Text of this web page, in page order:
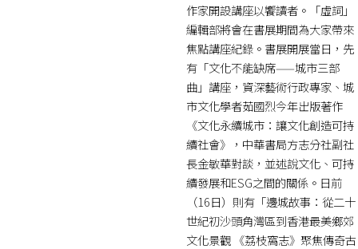
作家開設講座以饗讀者。「虛詞」
編輯部將會在書展期間為大家帶來
焦點講座紀錄。書展開展當日，先
有「文化不能缺席——城市三部
曲」講座，資深藝術行政專家、城
市文化學者茹國烈今年出版著作
《文化永續城市：讓文化創造可持
續社會》，中華書局方志分社副社
長金敏華對談，並述說文化、可持
續發展和ESG之間的關係。日前
（16日）則有「邊城故事：從二十
世紀初沙頭角灣區到香港最美鄉郊
文化景觀 《荔枝窩志》聚焦傳奇古